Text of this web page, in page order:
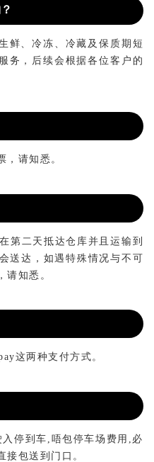
鲜、冷冻、冷藏及保质期短
务，后续会根据各位客户的
，请知悉。
第二天抵达仓库并且运输到
送达，如遇特殊情况与不可
请知悉。
这两种支付方式。
停到车,唔包停车场费用,必
接包送到门口。